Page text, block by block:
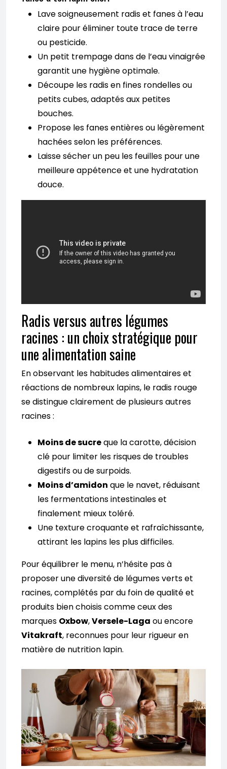
Lave soigneusement radis et fanes à l’eau
claire pour éliminer toute trace de terre
ou pesticide.
Un petit trempage dans de l’eau vinaigrée
garantit une hygiène optimale.
Découpe les radis en fines rondelles ou
petits cubes, adaptés aux petites
bouches.
Propose les fanes entières ou légèrement
hachées selon les préférences.
Laisse sécher un peu les feuilles pour une
meilleure appétence et une hydratation
douce.
Radis versus autres légumes
racines : un choix stratégique pour
une alimentation saine
En observant les habitudes alimentaires et
réactions de nombreux lapins, le radis rouge
se distingue clairement de plusieurs autres
racines :
Moins de sucreque la carotte, décision
clé pour limiter les risques de troubles
digestifs ou de surpoids.
Moins d’amidon que le navet, réduisant
les fermentations intestinales et
finalement mieux toléré.
Une texture croquante et rafraîchissante,
attirant les lapins les plus difficiles.
Pour équilibrer le menu, n’hésite pas à
proposer une diversité de légumes verts et
racines, complétés par du foin de qualité et
produits bien choisis comme ceux des
marques Oxbow,Versele-Laga ou encore
Vitakraft, reconnues pour leur rigueur en
matière de nutrition lapin.